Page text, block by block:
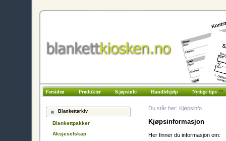
Forsiden Produkter Kjøpsinfo Handlehjelp Nyttige tips
Blankettarkiv
Blankettpakker
Aksjeselskap
Du står her: Kjøpsinfo
Kjøpsinformasjon
Her finner du informasjon om: